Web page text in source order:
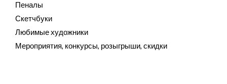
Пеналы
Скетчбуки
Любимые художники
Мероприятия, конкурсы, розыгрыши, скидки